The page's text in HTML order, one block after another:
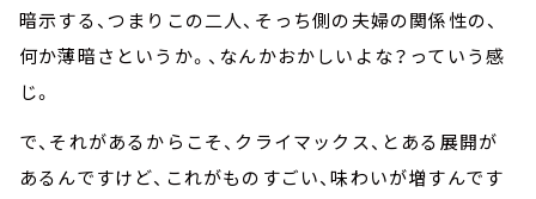
暗示する、つまりこの二人、そっち側の夫婦の関係性の、
何か薄暗さというか。、なんかおかしいよな？っていう感
じ。
で、それがあるからこそ、クライマックス、とある展開が
あるんですけど、これがものすごい、味わいが増すんです